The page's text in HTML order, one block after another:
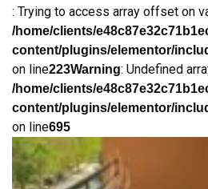
: Trying to access array offset on
/home/clients/
content/plugins/elementor/
on line223Warning: Undefined
/home/clients/
content/plugins/elementor/
on line695